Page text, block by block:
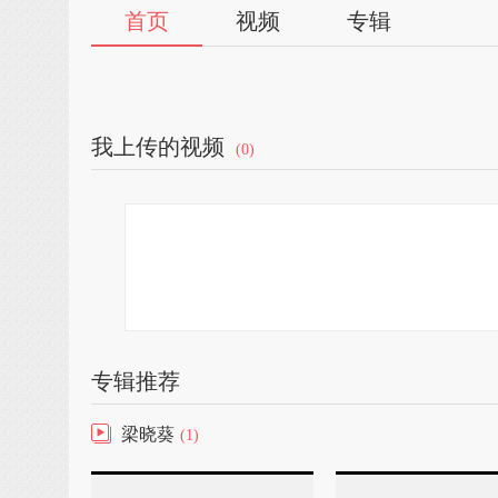
首页 视频 专辑
我上传的视频 (0)
专辑推荐
梁晓葵 (1)